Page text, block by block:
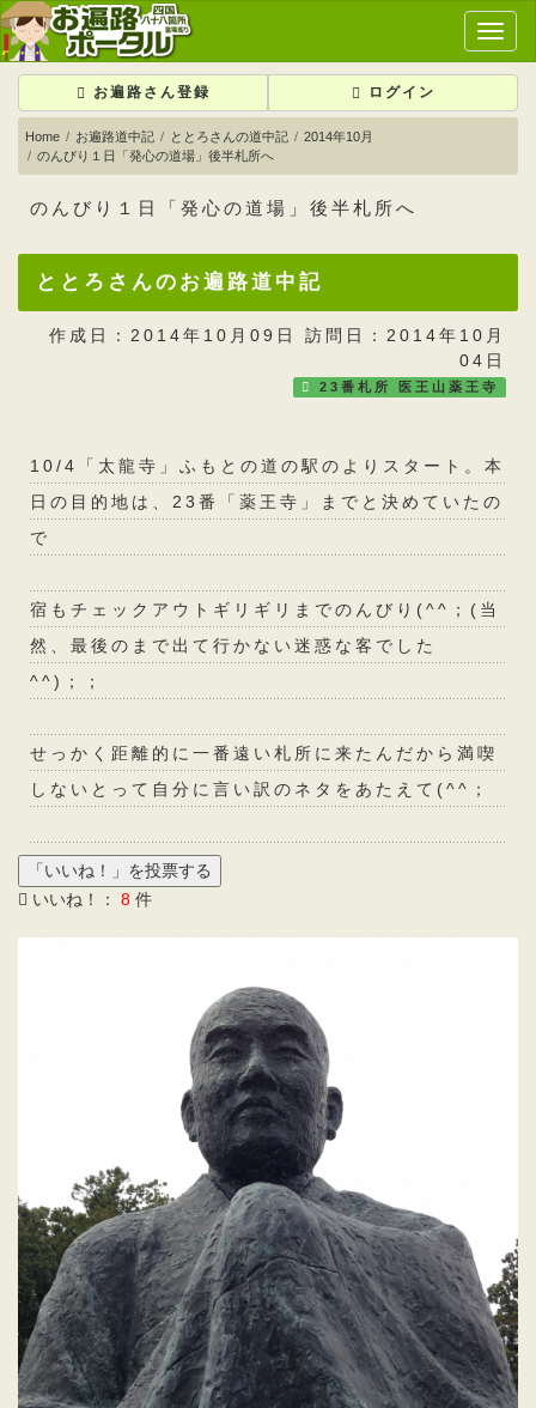
メ
イ
メ
お遍路さん登録 ログイン
Home お遍路道中記 ととろさんの道中記
2014年10月
のんびり１日「発心の道場」後半札所へ
のんびり１日「発心の道場」後半札所へ
ととろさんのお遍路道中記
作成日：2014年10月09日 訪問日：2014年10月
04日
23番札所 医王山薬王寺
10/4「太龍寺」ふもとの道の駅のよりスタート。本
日の目的地は、23番「薬王寺」までと決めていたの
で
宿もチェックアウトギリギリまでのんびり(^^；(当
然、最後のまで出て行かない迷惑な客でした
^^)；；
せっかく距離的に一番遠い札所に来たんだから満喫
しないとって自分に言い訳のネタをあたえて(^^；
いいね！： 8 件